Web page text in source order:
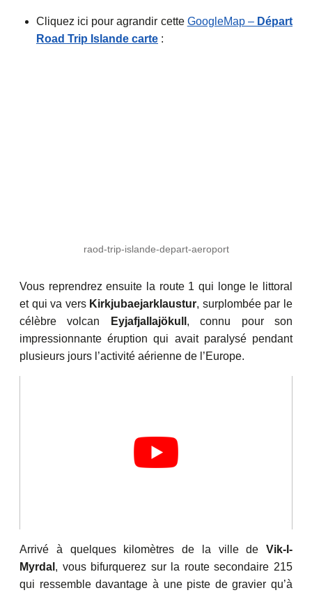
Cliquez ici pour agrandir cette GoogleMap – Départ
Road Trip Islande carte :
raod-trip-islande-depart-aeroport
Vous reprendrez ensuite la route 1 qui longe le littoral
et qui va vers Kirkjubaejarklaustur, surplombée par le
célèbre volcan
Eyjafjallajökull , connu pour son
impressionnante éruption qui avait paralysé pendant
plusieurs jours l’activité aérienne de l’Europe.
Arrivé à quelques kilomètres de la ville de Vik-I-
Myrdal , vous bifurquerez sur la route secondaire 215
qui ressemble davantage à une piste de gravier qu’à